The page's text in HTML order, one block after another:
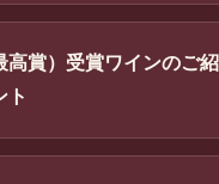
高賞）受賞ワインのご
ト